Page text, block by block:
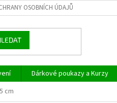
OSOBNÍCH ÚDAJŮ
Dárkové poukazy a Kurzy
cm